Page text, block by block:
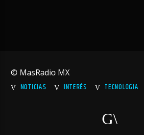
© MasRadio MX
NOTICIAS
INTERÉS TECNOLOGIA